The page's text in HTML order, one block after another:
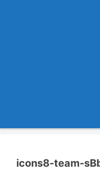
icons8-team-